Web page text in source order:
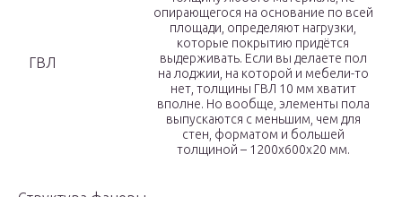
ГВЛ
опирающегося на основание по всей
площади, определяют нагрузки,
которые покрытию придётся
выдерживать. Если вы делаете пол
на лоджии, на которой и мебели-то
нет, толщины ГВЛ 10 мм хватит
вполне. Но вообще, элементы пола
выпускаются с меньшим, чем для
стен, форматом и большей
толщиной – 1200х600х20 мм.